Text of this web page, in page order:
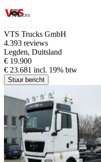
VTS Trucks GmbH
4.393 reviews
Legden, Duitsland
€ 19.900
€ 23.681 incl. 19% btw
Stuur bericht